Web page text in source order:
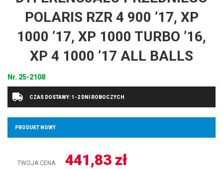
POLARIS RZR 4 900 ’17, XP
1000 ’17, XP 1000 TURBO ’16,
XP 4 1000 ’17 ALL BALLS
Nr. 25-2108
CZAS DOSTAWY: 1-2 DNI ROBOCZYCH
PRODUKT NOWY
TWOJA CENA 441,83 zł